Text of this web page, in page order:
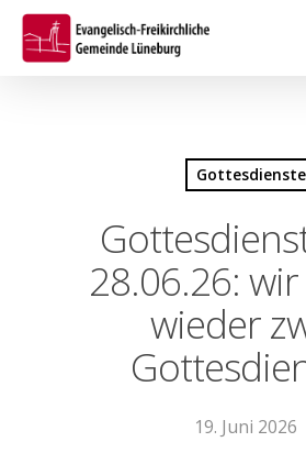
Skip
Gottesdienste
28.06.26:
wieder
19. Juni 2026